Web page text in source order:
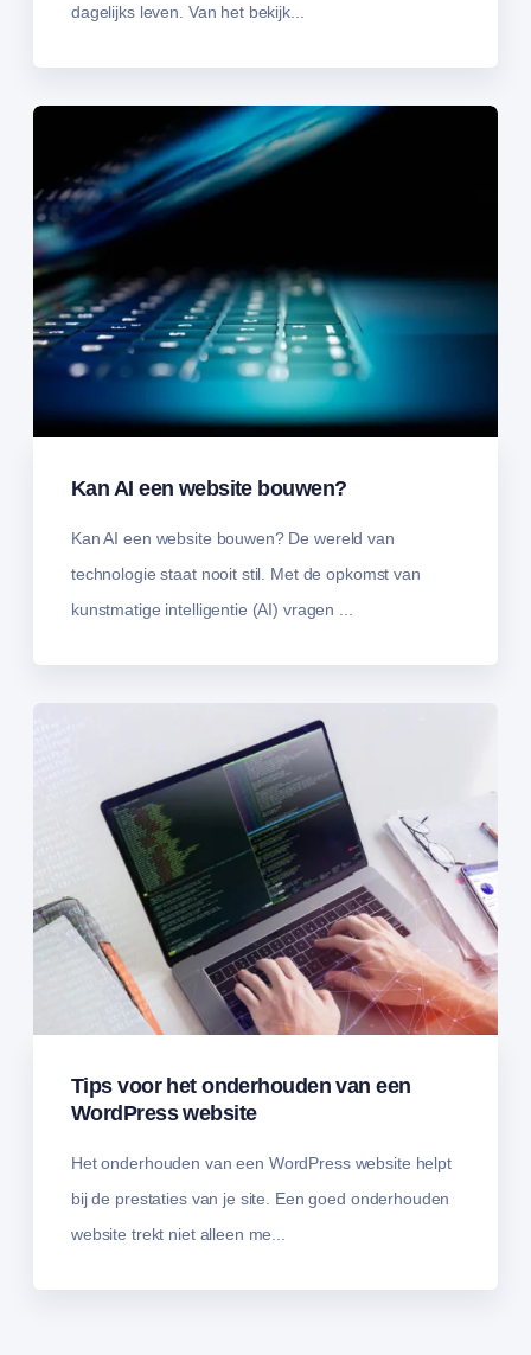
dagelijks leven. Van het bekijk...
Kan AI een website bouwen?
Kan AI een website bouwen? De wereld van
technologie staat nooit stil. Met de opkomst van
kunstmatige intelligentie (AI) vragen ...
Tips voor het onderhouden van een
WordPress website
Het onderhouden van een WordPress website helpt
bij de prestaties van je site. Een goed onderhouden
website trekt niet alleen me...